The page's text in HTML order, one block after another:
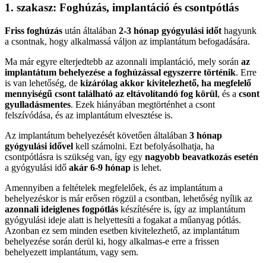
1. szakasz: Foghúzás, implantáció és csontpótlás
Friss foghúzás után általában 2-3 hónap gyógyulási időt hagyunk
a csontnak, hogy alkalmassá váljon az implantátum befogadására.
Ma már egyre elterjedtebb az azonnali implantáció, mely során az
implantátum behelyezése a foghúzással egyszerre történik. Erre
is van lehetőség, de kizárólag akkor kivitelezhető, ha megfelelő
mennyiségű csont található az eltávolítandó fog körül, és a csont
gyulladásmentes. Ezek hiányában megtörténhet a csont
felszívódása, és az implantátum elvesztése is.
Az implantátum behelyezését követően általában 3 hónap
gyógyulási idővel kell számolni. Ezt befolyásolhatja, ha
csontpótlásra is szükség van, így egy nagyobb beavatkozás esetén
a gyógyulási idő akár 6-9 hónap is lehet.
Amennyiben a feltételek megfelelőek, és az implantátum a
behelyezéskor is már erősen rögzül a csontban, lehetőség nyílik az
azonnali ideiglenes fogpótlás készítésére is, így az implantátum
gyógyulási ideje alatt is helyettesíti a fogakat a műanyag pótlás.
Azonban ez sem minden esetben kivitelezhető, az implantátum
behelyezése során derül ki, hogy alkalmas-e erre a frissen
behelyezett implantátum, vagy sem.